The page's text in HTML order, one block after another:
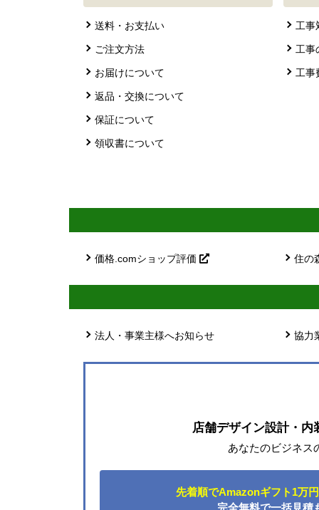
送料・お支払い
ご注文方法
お届けについて
返品・交換について
保証について
領収書について
工事
工事
工事
価格.comショップ評価 住の
法人・事業主様へお知らせ 協力
店舗デザイン設計・内
あなたのビジネス
先着順でAmazonギフト1万